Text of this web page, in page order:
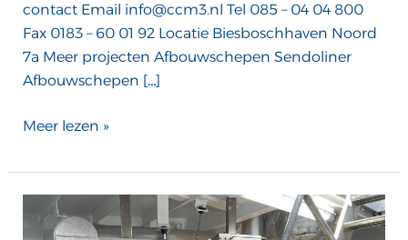
contact Email info@ccm3.nl Tel 085 – 04 04 800
Fax 0183 – 60 01 92 Locatie Biesboschhaven Noord
7a Meer projecten Afbouwschepen Sendoliner
Afbouwschepen […]
Meer lezen »
Matthinge